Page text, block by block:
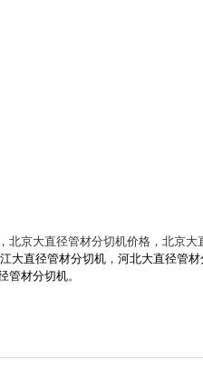
北京大直径管材分切机价格，北京
大直径管材分切机 ， 河北大直径管
管材分切机。